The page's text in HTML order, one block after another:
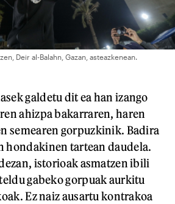
Deir al-Balahn, Gazan, asteazkenean.
galdetu dit ea han izango
ahizpa bakarraren, haren
semearen gorpuzkinik. Badira
hondakinen tartean daudela.
istorioak asmatzen ibili
gabeko gorpuak aurkitu
Ez naiz ausartu kontrakoa